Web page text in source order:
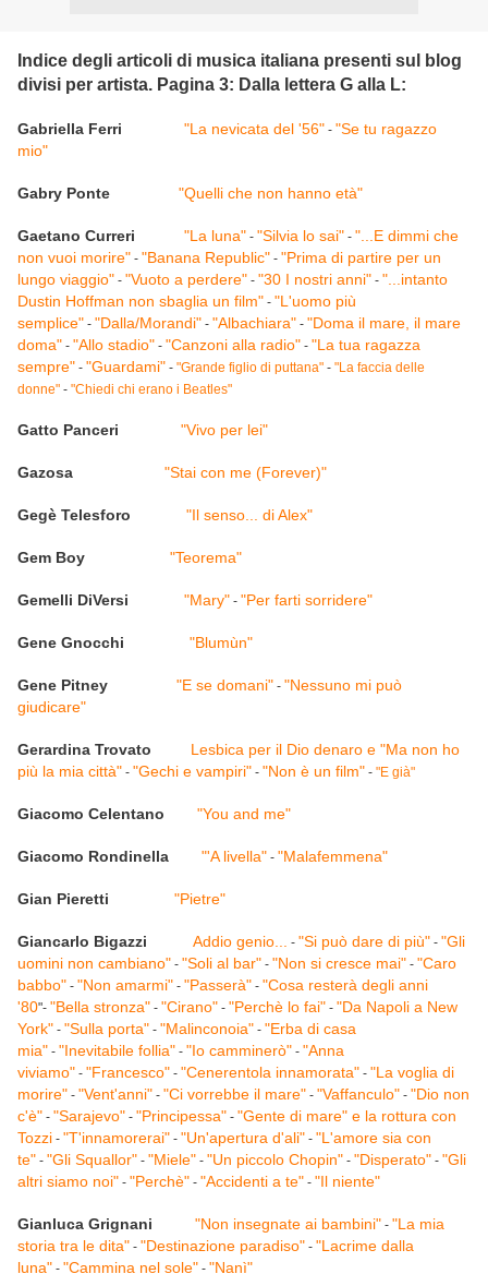
Indice degli articoli di musica italiana presenti sul blog
divisi per artista. Pagina 3: Dalla lettera G alla L:
Gabriella Ferri "La nevicata del '56" - "Se tu ragazzo
mio"
Gabry Ponte "Quelli che non hanno età"
Gaetano Curreri "La luna" - "Silvia lo sai" - "...E dimmi che
non vuoi morire" - "Banana Republic" - "Prima di partire per un
lungo viaggio" - "Vuoto a perdere" - "30 I nostri anni" - "...intanto
Dustin Hoffman non sbaglia un film" - "L'uomo più
semplice" - "Dalla/Morandi" - "Albachiara" - "Doma il mare, il mare
doma" - "Allo stadio" - "Canzoni alla radio" - "La tua ragazza
sempre" - "Guardami" - "Grande figlio di puttana" - "La faccia delle
donne" - "Chiedi chi erano i Beatles"
Gatto Panceri "Vivo per lei"
Gazosa "Stai con me (Forever)"
Gegè Telesforo "Il senso... di Alex"
Gem Boy "Teorema"
Gemelli DiVersi "Mary" - "Per farti sorridere"
Gene Gnocchi "Blumùn"
Gene Pitney "E se domani" - "Nessuno mi può
giudicare"
Gerardina Trovato
Lesbica per il Dio denaro e "Ma non ho
più la mia città" - "Gechi e vampiri" - "Non è un film" - "E già"
Giacomo Celentano "You and me"
Giacomo Rondinella "'A livella" - "Malafemmena"
Gian Pieretti "Pietre"
Giancarlo Bigazzi Addio genio... - "Si può dare di più" - "Gli
uomini non cambiano" - "Soli al bar" - "Non si cresce mai" - "Caro
babbo" - "Non amarmi" - "Passerà" - "Cosa resterà degli anni
'80"- "Bella stronza" - "Cirano" - "Perchè lo fai" - "Da Napoli a New
York" - "Sulla porta" - "Malinconoia" - "Erba di casa
mia" - "Inevitabile follia" - "Io camminerò" - "Anna
viviamo" - "Francesco" - "Cenerentola innamorata" - "La voglia di
morire" - "Vent'anni" - "Ci vorrebbe il mare" - "Vaffanculo" - "Dio non
c'è" - "Sarajevo" - "Principessa" - "Gente di mare" e la rottura con
Tozzi - "T'innamorerai" - "Un'apertura d'ali" - "L'amore sia con
te" - "Gli Squallor" - "Miele" - "Un piccolo Chopin" - "Disperato" - "Gli
altri siamo noi" - "Perchè" - "Accidenti a te" - "Il niente"
Gianluca Grignani "Non insegnate ai bambini" - "La mia
storia tra le dita" - "Destinazione paradiso" - "Lacrime dalla
luna" - "Cammina nel sole" - "Nanì"